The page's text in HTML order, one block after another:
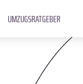
UMZUGSRATGEBER